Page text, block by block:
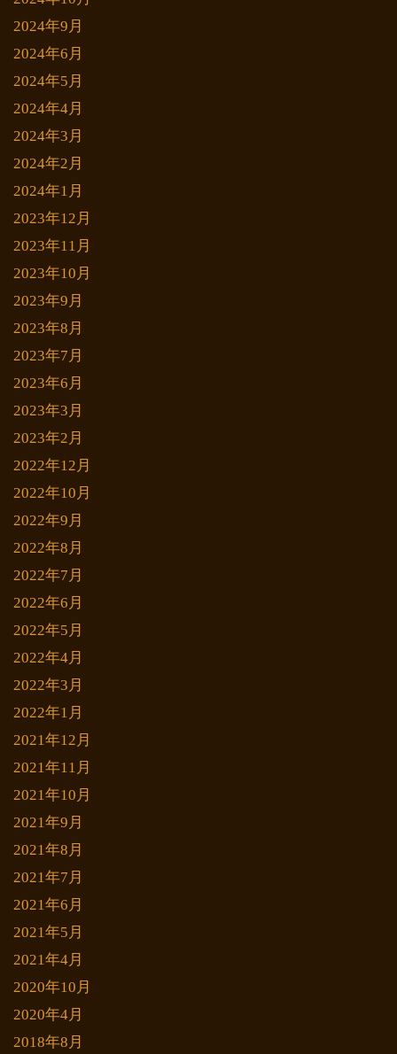
2024年9月
2024年6月
2024年5月
2024年4月
2024年3月
2024年2月
2024年1月
2023年12月
2023年11月
2023年10月
2023年9月
2023年8月
2023年7月
2023年6月
2023年3月
2023年2月
2022年12月
2022年10月
2022年9月
2022年8月
2022年7月
2022年6月
2022年5月
2022年4月
2022年3月
2022年1月
2021年12月
2021年11月
2021年10月
2021年9月
2021年8月
2021年7月
2021年6月
2021年5月
2021年4月
2020年10月
2020年4月
2018年8月